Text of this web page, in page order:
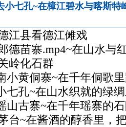
小七孔~在樟江碧水与喀斯特
江县看德江傩戏
德苗寨.mp4~在山水与
岭化石群
小黄侗寨~在千年侗歌
七孔~在山水织就的绿
山古寨~在千年瑶寨的
台~在酱酒的醇香里，